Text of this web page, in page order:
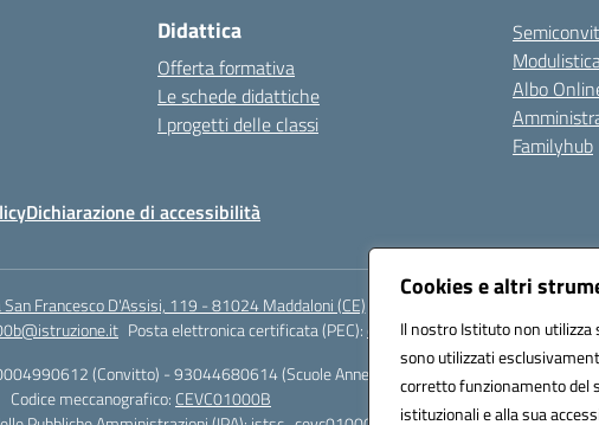
Cookies e altri
Il nostro Istituto non
sono utilizzati
corretto funzionamento del
istituzionali e alla sua
Didattica
Offerta formativa
Le schede didattiche
I progetti delle classi
Albo
Familyhub
Dichiarazione di accessibilità
San Francesco D'Assisi, 119 - 81024 Maddaloni (CE)
Posta elettronica certificata (PEC):cevc01000b@pec.istruzione.it
(Convitto) - 93044680614 (Scuole Annesse)
Codice meccanografico: CEVC01000B